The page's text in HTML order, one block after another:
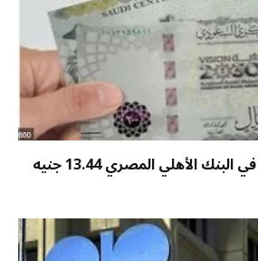
سعر الريال السعودي في البنك الأهلي المصري 13.44 جنيه